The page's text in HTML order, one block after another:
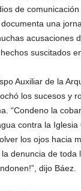
de
una
acusaciones
suscitados
Auxiliar de la
los sucesos y
“Condeno la
contra la
los ojos hacia
denuncia de toda
dijo Báez.